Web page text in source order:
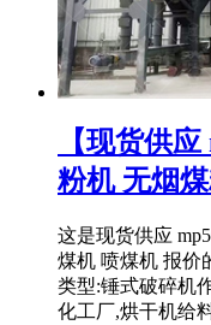
【现货供
粉机 无烟
这是现货供应
煤机 喷煤机 报价
类型:锤式破碎机
化工厂,烘干机给